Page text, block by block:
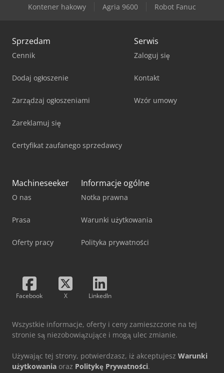
Kontener hakowy
Agria 9600 Robot Fanuc
Sprzedam
Cennik
Dodaj ogłoszenie
Zarządzaj ogłoszeniami
Zareklamuj się
Certyfikat zaufanego sprzedawcy
Serwis
Zaloguj się
Kontakt
Wzór umowy
Machineseeker
O nas
Prasa
Oferty pracy
Informacje ogólne
Notka prawna
Warunki użytkowania
Polityka prywatności
Facebook X LinkedIn
Wszystkie informacje, oferty i ceny zamieszczone na tej
stronie są niezobowiązujące i mogą ulec zmianie.
Używając tej strony, potwierdzasz, iż akceptujesz Warunki
użytkowania oraz Politykę Prywatności.